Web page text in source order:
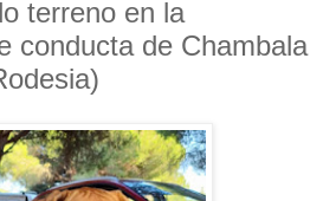
terreno en la
conducta de Chambala